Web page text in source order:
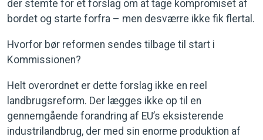
der stemte for et forslag om at tage kompromiset af
bordet og starte forfra – men desværre ikke fik flertal.
Hvorfor bør reformen sendes tilbage til start i
Kommissionen?
Helt overordnet er dette forslag ikke en reel
landbrugsreform. Der lægges ikke op til en
gennemgående forandring af EU’s eksisterende
industrilandbrug, der med sin enorme produktion af